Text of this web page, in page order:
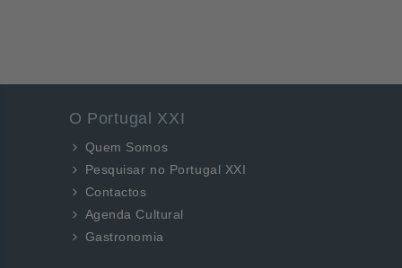
O Portugal XXI
Quem Somos
Pesquisar no Portugal XXI
Contactos
Agenda Cultural
Gastronomia